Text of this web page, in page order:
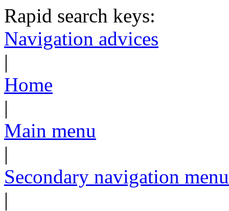
Rapid search keys:
Navigation advices
|
Home
|
Main menu
|
Secondary navigation menu
|